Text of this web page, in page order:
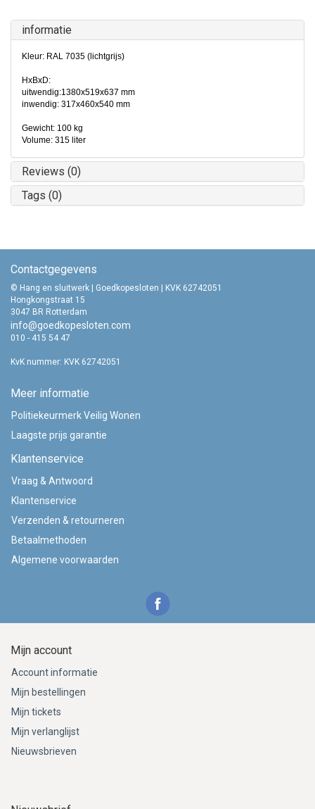
informatie
Kleur: RAL 7035 (lichtgrijs)
HxBxD:
uitwendig:1380x519x637 mm
inwendig: 317x460x540 mm
Gewicht: 100 kg
Volume: 315 liter
Reviews (0)
Tags (0)
Contactgegevens
© Hang en sluitwerk | Goedkopesloten | KVK 62742051
Hongkongstraat 15
3047 BR Rotterdam
info@goedkopesloten.com
010 - 415 54 47
KvK nummer: KVK 62742051
Meer informatie
Politiekeurmerk Veilig Wonen
Laagste prijs garantie
Klantenservice
Vraag & Antwoord
Klantenservice
Verzenden & retourneren
Betaalmethoden
Algemene voorwaarden
Mijn account
Account informatie
Mijn bestellingen
Mijn tickets
Mijn verlanglijst
Nieuwsbrieven